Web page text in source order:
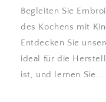
Begleiten Sie
des Kochens mit
Entdecken Sie
ideal für die
ist, und lernen Sie...